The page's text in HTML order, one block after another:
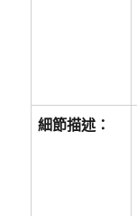
細節描述：